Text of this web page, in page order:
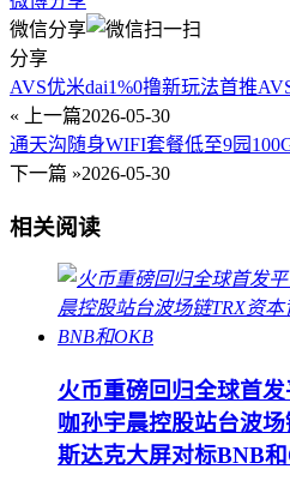
微信分享
分享
AVS优米dai1%0撸新玩法首推
« 上一篇2026-05-30
通天沟随身WIFI套餐低至9园
下一篇 »2026-05-30
相关阅读
火币重磅回归全球首
咖孙宇晨控股站台波
斯达克大屏对标BNB